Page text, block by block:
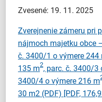
Zvesené: 19. 11. 2025
Zverejnenie zámeru pri
nájmoch majetku obce
č. 3400/1 o výmere 244
135 m2, parc. č. 3400/3
3400/4 o výmere 216 m
30 m2 (PDF) [PDF,